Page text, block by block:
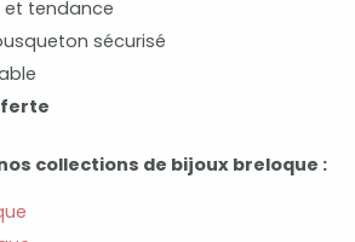
tendance
sécurisé
collections de bijoux breloque :